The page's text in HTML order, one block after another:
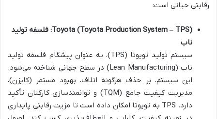
رقابتی حیاتی است:
Toyota (Toyota Production System – TPS): فلسفه تولید
ناب
سیستم تولید تویوتا (TPS)، به عنوان پیشگام فلسفه تولید
ناب (Lean Manufacturing) در سطح جهانی شناخته می‌شود.
این سیستم، بر حذف هرگونه اتلاف، بهبود مستمر (کایزن)،
مدیریت کیفیت جامع (TQM) و توانمندسازی کارکنان تأکید
دارد. TPS به تویوتا امکان داده است تا مزیت رقابتی پایداری